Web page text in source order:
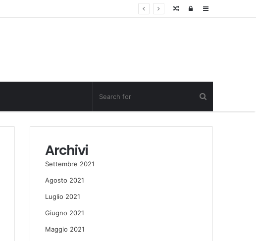
Sidebar
Log
Random
Archivi
Settembre 2021
Agosto 2021
Luglio 2021
Giugno 2021
Maggio 2021